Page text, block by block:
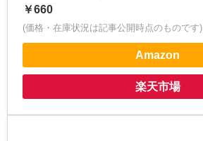
￥660
(価格・在庫状況は記事公開時点のものです)
Amazon
楽天市場